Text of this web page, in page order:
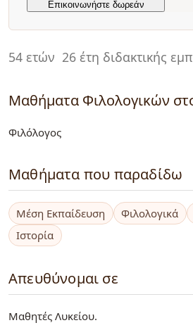
54 ετών 26 έτη διδακτικής
Μαθήματα Φιλολογικών
Φιλόλογος
Μαθήματα που παραδίδω
Μέση Εκπαίδευση Φιλολογικά
Ιστορία
Απευθύνομαι σε
Μαθητές Λυκείου